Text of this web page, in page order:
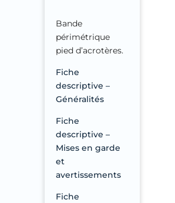
Bande
périmétrique
pied d’acrotères.
Fiche
descriptive –
Généralités
Fiche
descriptive –
Mises en garde
et
avertissements
Fiche